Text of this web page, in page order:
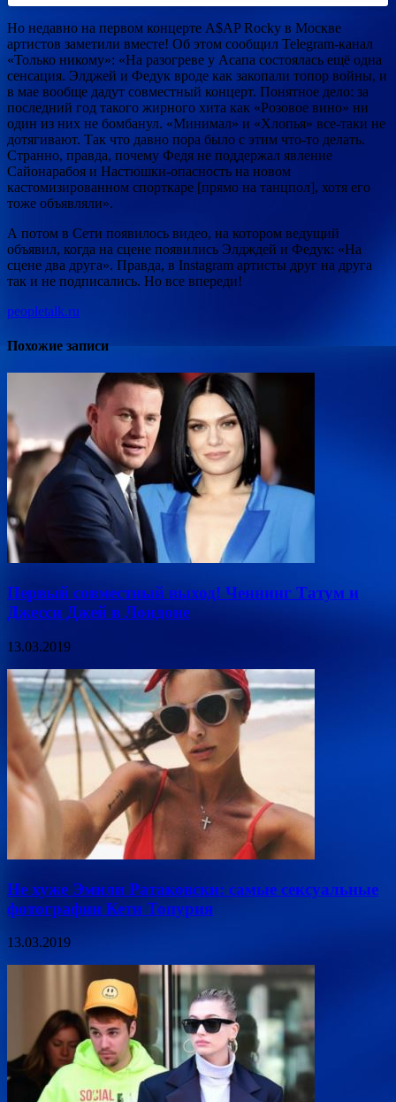
Но недавно на первом концерте A$AP Rocky в Москве
артистов заметили вместе! Об этом сообщил Telegram-канал
«Только никому»: «На разогреве у Асапа состоялась ещё одна
сенсация. Элджей и Федук вроде как закопали топор войны, и
в мае вообще дадут совместный концерт. Понятное дело: за
последний год такого жирного хита как «Розовое вино» ни
один из них не бомбанул. «Минимал» и «Хлопья» все-таки не
дотягивают. Так что давно пора было с этим что-то делать.
Странно, правда, почему Федя не поддержал явление
Сайонарабоя и Настюшки-опасность на новом
кастомизированном спорткаре [прямо на танцпол], хотя его
тоже объявляли».
А потом в Сети появилось видео, на котором ведущий
объявил, когда на сцене появились Элдждей и Федук: «На
сцене два друга». Правда, в Instagram артисты друг на друга
так и не подписались. Но все впереди!
peopletalk.ru
Похожие записи
Первый совместный выход! Ченнинг Татум и
Джесси Джей в Лондоне
13.03.2019
Не хуже Эмили Ратаковски: самые сексуальные
фотографии Кети Топурия
13.03.2019